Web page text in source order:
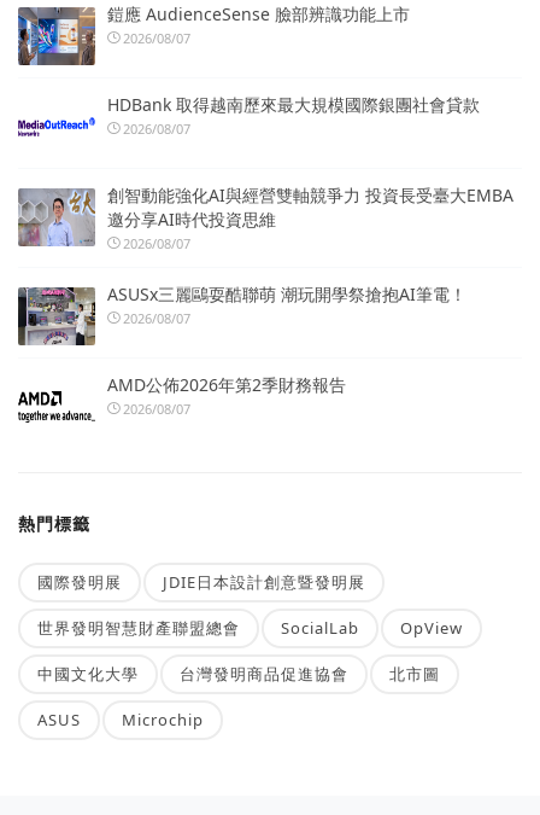
鎧應 AudienceSense 臉部辨識功能上市
2026/08/07
HDBank 取得越南歷來最大規模國際銀團社會貸款
2026/08/07
創智動能強化AI與經營雙軸競爭力 投資長受臺大EMBA
邀分享AI時代投資思維
2026/08/07
ASUSx三麗鷗耍酷聯萌 潮玩開學祭搶抱AI筆電！
2026/08/07
AMD公佈2026年第2季財務報告
2026/08/07
熱門標籤
國際發明展 JDIE日本設計創意暨發明展
世界發明智慧財產聯盟總會 SocialLab OpView
中國文化大學 台灣發明商品促進協會 北市圖
ASUS Microchip